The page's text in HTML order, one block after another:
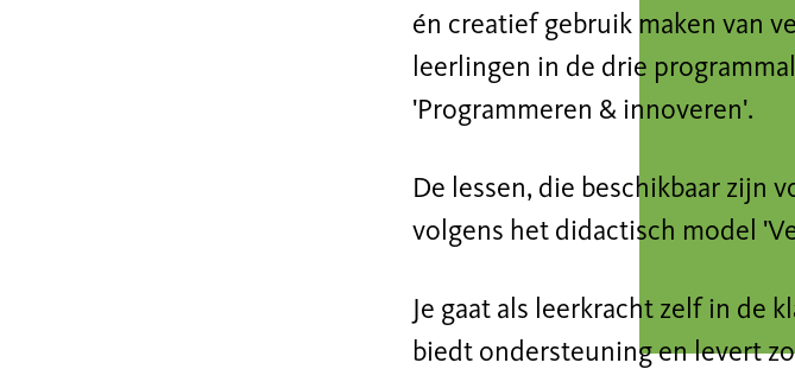
én creatief gebruik maken van
leerlingen in de drie
'Programmeren & innoveren'.
De lessen, die beschikbaar zijn
volgens het didactisch model
Je gaat als leerkracht zelf in de
biedt ondersteuning en levert